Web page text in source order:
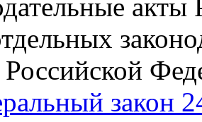
Российской
закон